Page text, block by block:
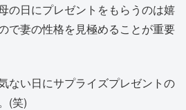
の日にプレゼントをもらうのは嬉
で妻の性格を見極めることが重要
日にサプライズプレゼントの
(笑)